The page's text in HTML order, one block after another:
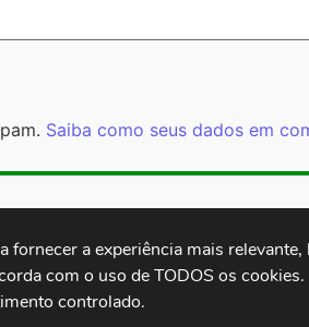
Saiba como seus dados em
fornecer a experiência mais
com o uso de TODOS os
controlado.